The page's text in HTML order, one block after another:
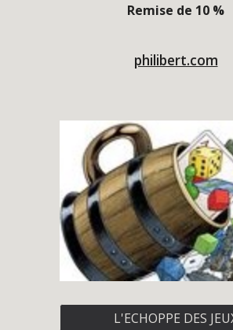
Remise de 10 %
philibert.com
L'ECHOPPE DES